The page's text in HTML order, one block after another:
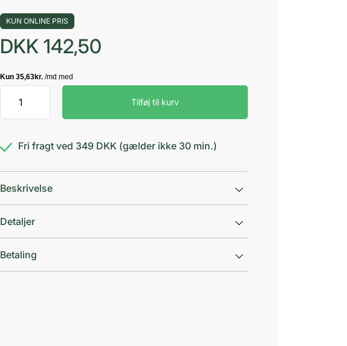
KUN ONLINE PRIS
DKK 142,50
Complete
u/kons
Tilføj til kurv
Fri fragt ved 349 DKK (gælder ikke 30 min.)
Beskrivelse
Detaljer
Betaling